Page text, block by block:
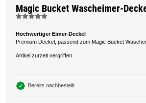
Magic Bucket Wascheimer-
Hochwertiger Eimer-Deckel
Premium Deckel, passend zum Magic Bucket
Artikel zurzeit vergriffen
Bereits nachbestellt